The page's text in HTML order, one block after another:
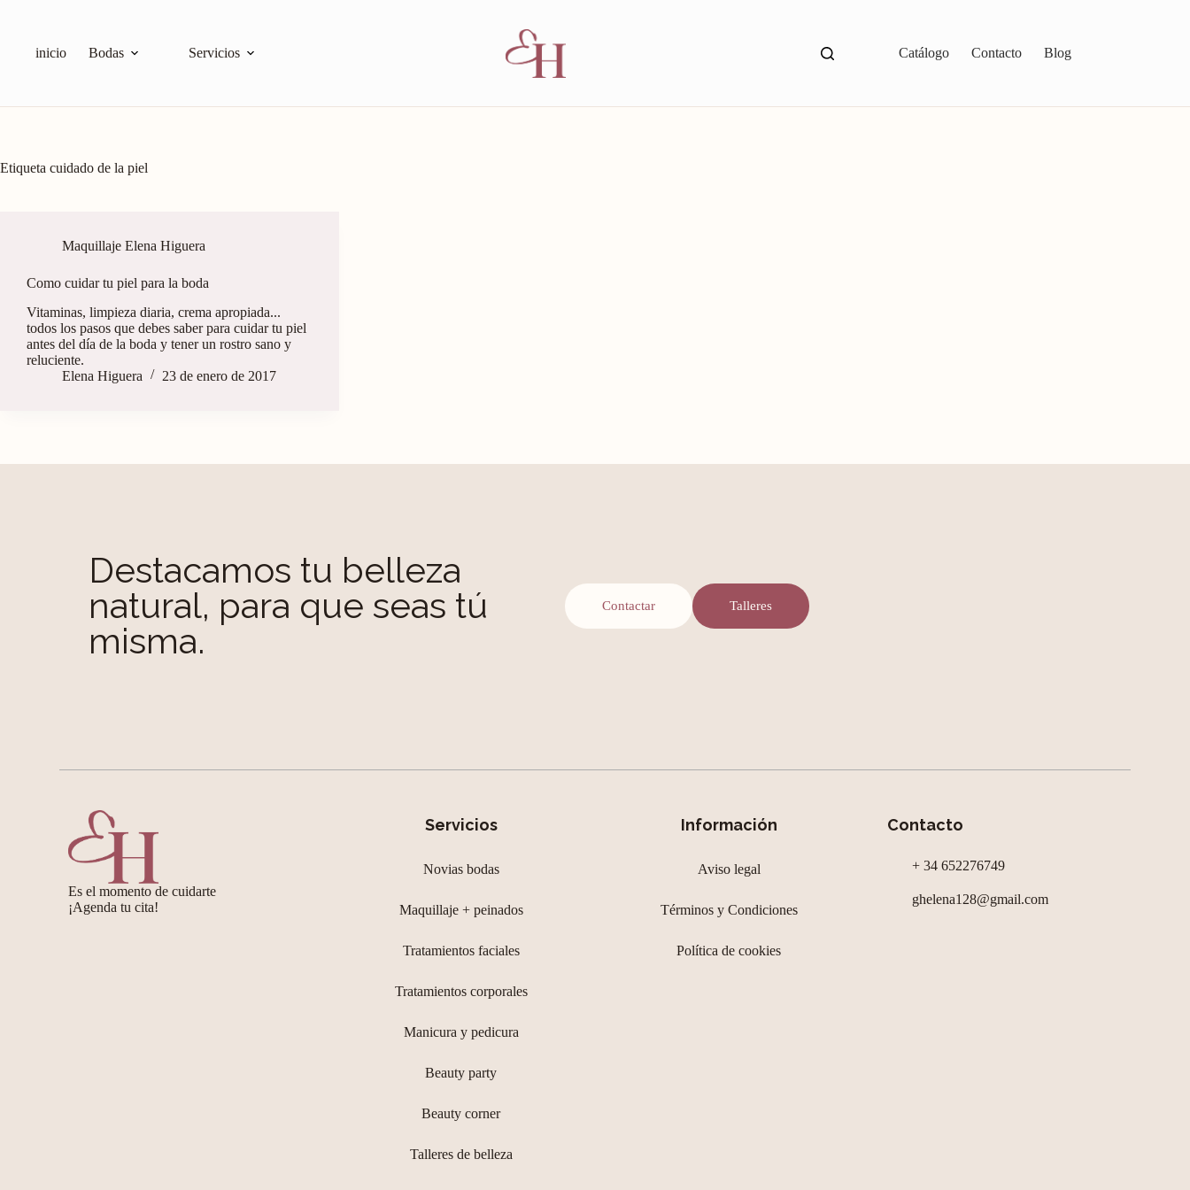
inicio Bodas Servicios Catálogo Contacto Blog
Etiqueta cuidado de la piel
Maquillaje Elena Higuera
Como cuidar tu piel para la boda
Vitaminas, limpieza diaria, crema apropiada...
todos los pasos que debes saber para cuidar tu piel
antes del día de la boda y tener un rostro sano y
reluciente.
Elena Higuera
23 de enero de 2017
Destacamos tu belleza
natural, para que seas tú
misma.
Contactar Talleres
Es el momento de cuidarte
¡Agenda tu cita!
Servicios
Novias bodas
Maquillaje + peinados
Tratamientos faciales
Tratamientos corporales
Manicura y pedicura
Beauty party
Beauty corner
Talleres de belleza
Información
Aviso legal
Términos y Condiciones
Política de cookies
Contacto
+ 34 652276749
ghelena128@gmail.com